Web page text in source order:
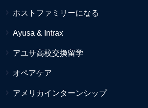
ホストファミリーになる
Ayusa & Intrax
アユサ高校交換留学
オペアケア
アメリカインターンシップ